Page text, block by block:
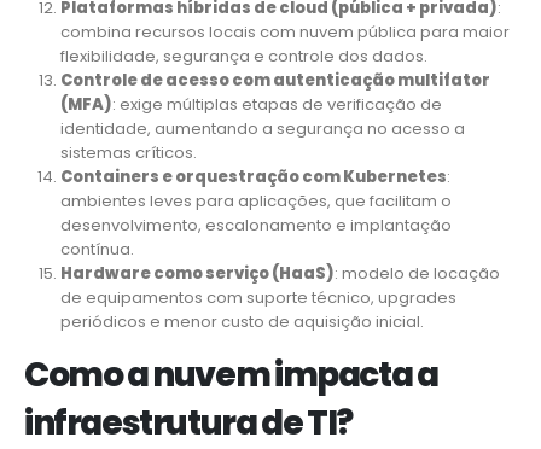
Plataformas híbridas de cloud (pública + privada):
combina recursos locais com nuvem pública para maior
flexibilidade, segurança e controle dos dados.
Controle de acesso com autenticação multifator
(MFA): exige múltiplas etapas de verificação de
identidade, aumentando a segurança no acesso a
sistemas críticos.
Containers e orquestração com Kubernetes:
ambientes leves para aplicações, que facilitam o
desenvolvimento, escalonamento e implantação
contínua.
Hardware como serviço (HaaS): modelo de locação
de equipamentos com suporte técnico, upgrades
periódicos e menor custo de aquisição inicial.
Como a nuvem impacta a
infraestrutura de TI?